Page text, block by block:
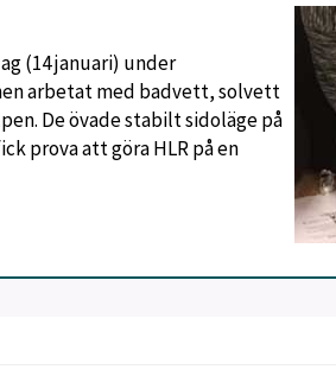
(14 januari) under
arbetat med badvett, solvett
De övade stabilt sidoläge på
prova att göra HLR på en